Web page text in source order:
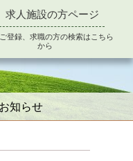
求人施設の方ページ
登録、求職の方の検索はこちら
から
知らせ